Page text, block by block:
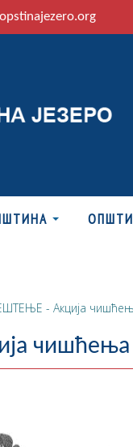
- Акција
чишћења